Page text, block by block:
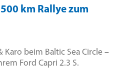
km Rallye zum
Karo beim Baltic Sea Circle –
Ford Capri 2.3 S.